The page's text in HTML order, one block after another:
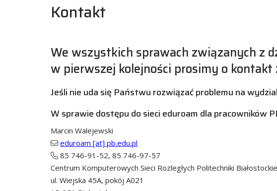
Kontakt
We wszystkich sprawach związanych z
w pierwszej kolejności prosimy o
Jeśli nie uda się Państwu rozwiązać problemu na
W sprawie dostępu do sieci eduroam dla pracowników
Marcin Walejewski
eduroam [at] pb.edu.pl
85 746-91-52, 85 746-97-57
Centrum Komputerowych Sieci Rozległych Politechniki
ul. Wiejska 45A, pokój A021